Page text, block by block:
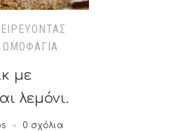
ΩΜΟΦΑΓΊΑ
με
λεμόνι.
0 σχόλια